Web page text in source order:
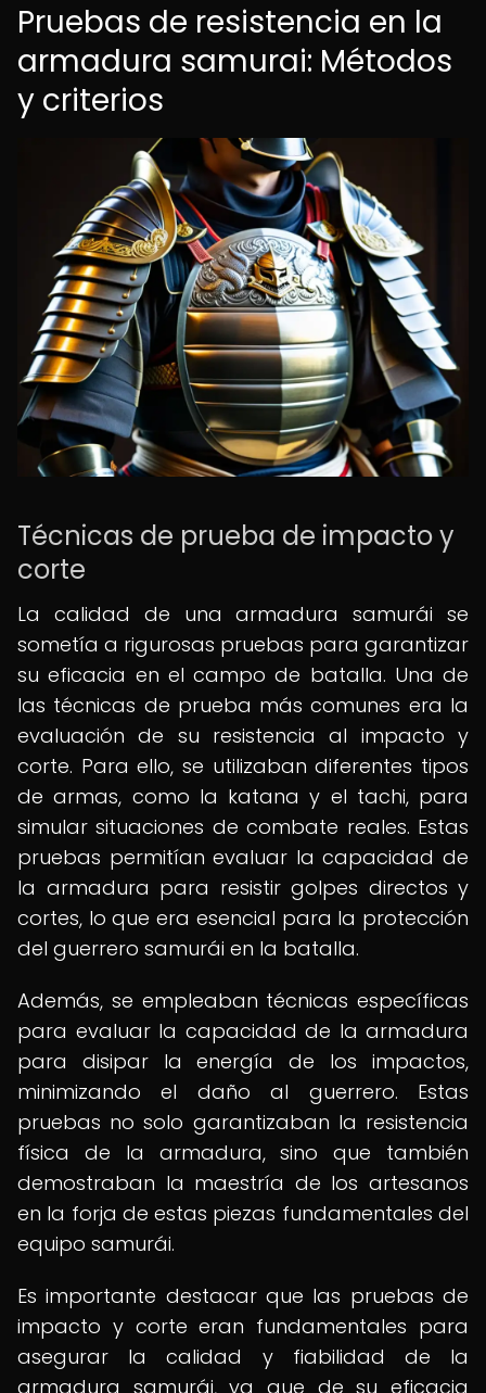
Pruebas de resistencia en la
armadura samurai: Métodos
y criterios
Técnicas de prueba de impacto y
corte
La calidad de una armadura samurái se
sometía a rigurosas pruebas para garantizar
su eficacia en el campo de batalla. Una de
las técnicas de prueba más comunes era la
evaluación de su resistencia al impacto y
corte. Para ello, se utilizaban diferentes tipos
de armas, como la katana y el tachi, para
simular situaciones de combate reales. Estas
pruebas permitían evaluar la capacidad de
la armadura para resistir golpes directos y
cortes, lo que era esencial para la protección
del guerrero samurái en la batalla.
Además, se empleaban técnicas específicas
para evaluar la capacidad de la armadura
para disipar la energía de los impactos,
minimizando el daño al guerrero. Estas
pruebas no solo garantizaban la resistencia
física de la armadura, sino que también
demostraban la maestría de los artesanos
en la forja de estas piezas fundamentales del
equipo samurái.
Es importante destacar que las pruebas de
impacto y corte eran fundamentales para
asegurar la calidad y fiabilidad de la
armadura samurái, ya que de su eficacia